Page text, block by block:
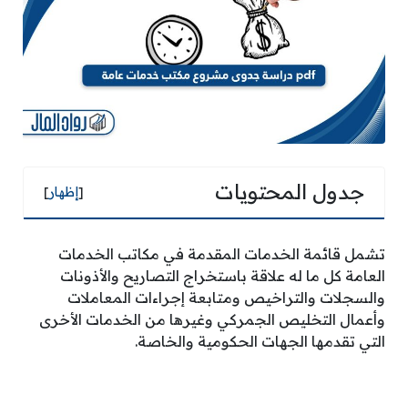
جدول المحتويات [إظهار]
تشمل قائمة الخدمات المقدمة في مكاتب الخدمات
العامة كل ما له علاقة باستخراج التصاريح والأذونات
والسجلات والتراخيص ومتابعة إجراءات المعاملات
وأعمال التخليص الجمركي وغيرها من الخدمات الأخرى
التي تقدمها الجهات الحكومية والخاصة.